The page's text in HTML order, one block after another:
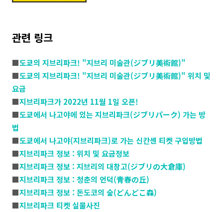
관련 링크
■도쿄의 지브리파크! "지브리 미술관(ジブリ美術館)"
■도쿄의 지브리파크! "지브리 미술관(ジブリ美術館)" 위치 및
요금
■지브리파크가 2022년 11월 1일 오픈!
■도쿄에서 나고야에 있는 지브리파크(ジブリパーク) 가는 방
법
■도쿄에서 나고야(지브리파크)로 가는 신칸센 티켓 구입방법
■지브리파크 정보 : 위치 및 요금정보
■지브리파크 정보 : 지브리의 대창고(ジブリの大倉庫)
■지브리파크 정보 : 청춘의 언덕(青春の丘)
■지브리파크 정보 : 돈도코의 숲(どんどこ森)
■지브리파크 티켓 실물사진